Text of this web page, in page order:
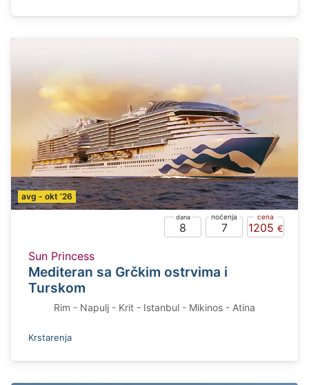
avg - okt ‘26
8 7 1205
Sun Princess
Mediteran sa Grčkim ostrvima i
Turskom
Rim - Napulj - Krit - Istanbul - Mikinos - Atina
Krstarenja